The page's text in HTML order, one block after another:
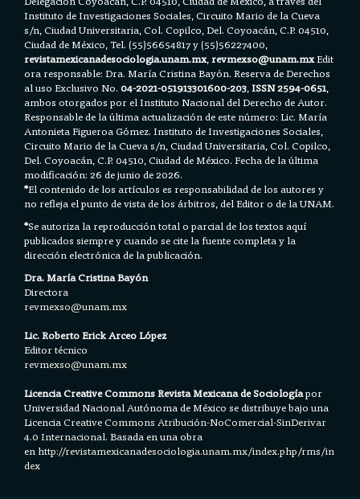
Instituto de Investigaciones Sociales, Circuito Mario de la Cueva
s/n, Ciudad Universitaria, Col. Copilco, Del. Coyoacán, C.P. 04510,
Ciudad de México, Tel. (55)56654817 y (55)56227400,
revistamexicanadesociologia.unam.mx,revmexso@unam.mxEdit
ora responsable: Dra. María Cristina Bayón. Reserva de Derechos
al uso Exclusivo No.04-2021-051913301600-203,ISSN 2594-0651,
ambos otorgados por el Instituto Nacional del Derecho de Autor.
Responsable de la última actualización de este número: Lic. María
Antonieta Figueroa Gómez. Instituto de Investigaciones Sociales,
Circuito Mario de la Cueva s/n, Ciudad Universitaria, Col. Copilco,
Del. Coyoacán, C.P. 04510, Ciudad de México. Fecha de la última
modificación: 26 de junio de 2026.
*El contenido de los artículos es responsabilidad de los autores y
no refleja el punto de vista de los árbitros, del Editor o de la UNAM.
*Se autoriza la reproducción total o parcial de los textos aquí
publicados siempre y cuando se cite la fuente completa y la
dirección electrónica de la publicación.
Dra. María Cristina Bayón
Directora
revmexso@unam.mx
Lic. Roberto Erick Arceo López
Editor técnico
revmexso@unam.mx
Licencia Creative Commons Revista Mexicana de Sociologíapor
Universidad Nacional Autónoma de México se distribuye bajo una
LicenciaCreative Commons Atribución-NoComercial-SinDerivar
4.0 Internacional.Basada en una obra
en http://revistamexicanadesociologia.unam.mx/index.php/rms/in
dex